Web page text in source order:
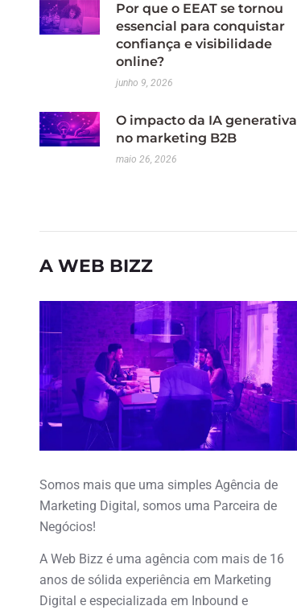
Por que o EEAT se tornou
essencial para conquistar
confiança e visibilidade
online?
junho 9, 2026
O impacto da IA generativa
no marketing B2B
maio 26, 2026
A WEB BIZZ
Somos mais que uma simples Agência de
Marketing Digital, somos uma Parceira de
Negócios!
A Web Bizz é uma agência com mais de 16
anos de sólida experiência em Marketing
Digital e especializada em Inbound e